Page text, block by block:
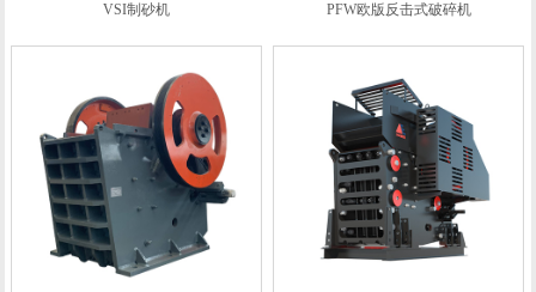
VSI制砂机 PFW欧版反击式破碎机